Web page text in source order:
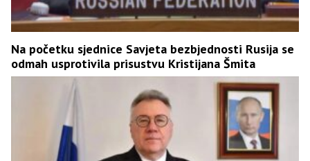
Na početku sjednice Savjeta bezbjednosti Rusija se
odmah usprotivila prisustvu Kristijana Šmita